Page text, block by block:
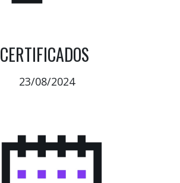
CERTIFICADOS
23/08/2024